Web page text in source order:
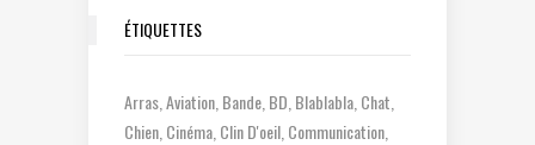
ÉTIQUETTES
Arras Aviation Bande BD Blablabla Chat
Chien Cinéma Clin D'oeil Communication